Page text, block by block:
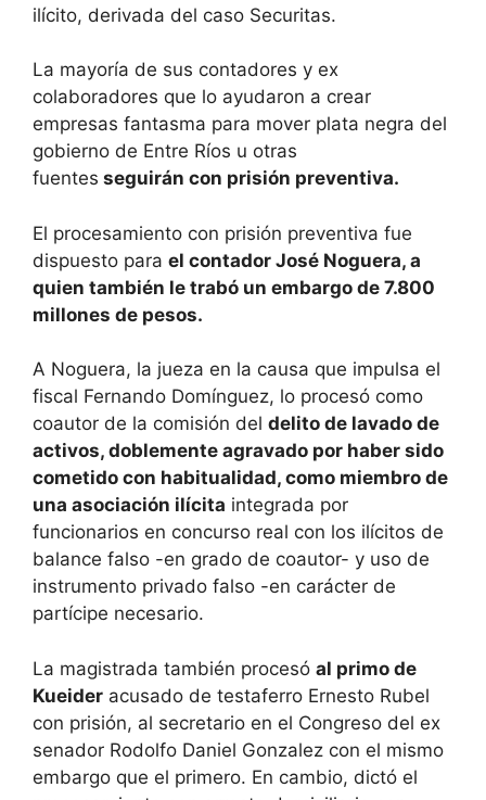
ilícito, derivada del caso Securitas.
La mayoría de sus contadores y ex
colaboradores que lo ayudaron a crear
empresas fantasma para mover plata negra del
gobierno de Entre Ríos u otras
fuentes seguirán con prisión preventiva.
El procesamiento con prisión preventiva fue
dispuesto para el contador José Noguera, a
quien también le trabó un embargo de 7.800
millones de pesos.
A Noguera, la jueza en la causa que impulsa el
fiscal Fernando Domínguez, lo procesó como
coautor de la comisión del delito de lavado de
activos, doblemente agravado por haber sido
cometido con habitualidad, como miembro de
una asociación ilícita integrada por
funcionarios en concurso real con los ilícitos de
balance falso -en grado de coautor- y uso de
instrumento privado falso -en carácter de
partícipe necesario.
La magistrada también procesó al primo de
Kueider acusado de testaferro Ernesto Rubel
con prisión, al secretario en el Congreso del ex
senador Rodolfo Daniel Gonzalez con el mismo
embargo que el primero. En cambio, dictó el